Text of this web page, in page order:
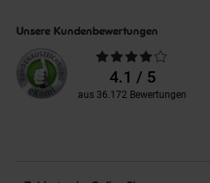
Unsere Kundenbewertungen
Durchschnittliche
Bewertungen4.1 / 5
aus 36.172 Bewertungen